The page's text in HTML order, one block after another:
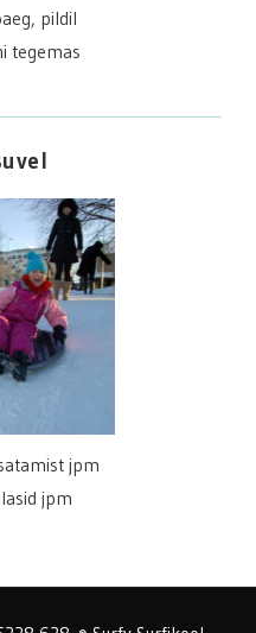
pildil
tegemas
jpm
jpm